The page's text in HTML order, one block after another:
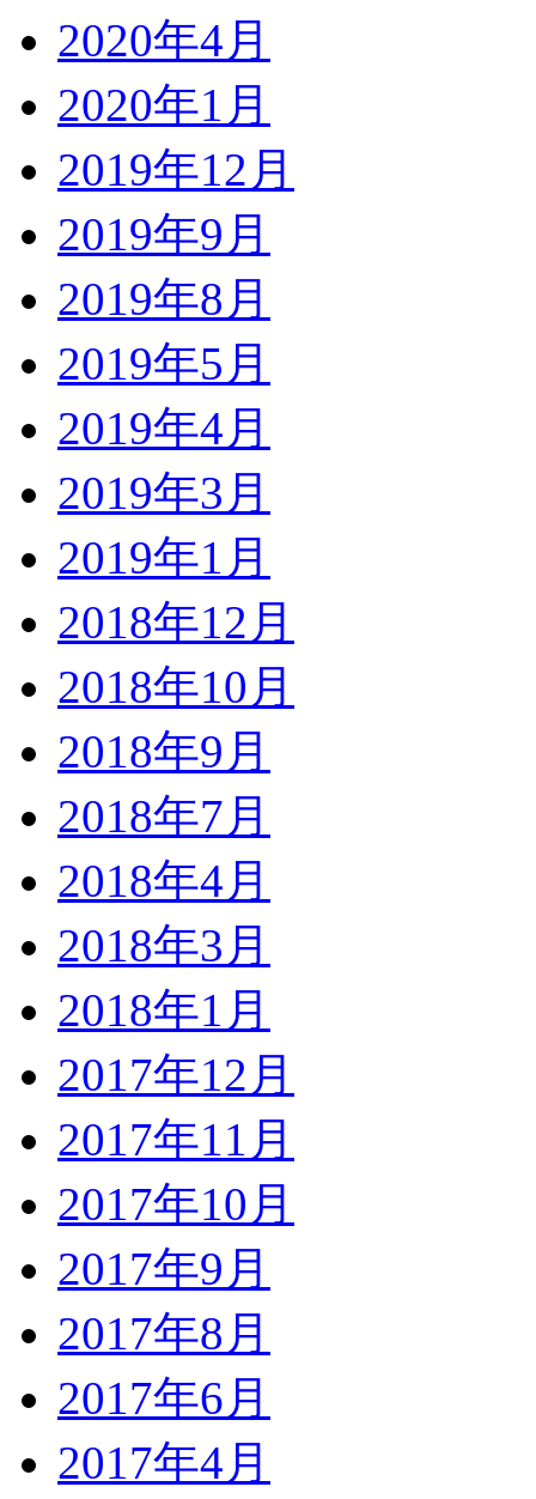
2020年4月
2020年1月
2019年12月
2019年9月
2019年8月
2019年5月
2019年4月
2019年3月
2019年1月
2018年12月
2018年10月
2018年9月
2018年7月
2018年4月
2018年3月
2018年1月
2017年12月
2017年11月
2017年10月
2017年9月
2017年8月
2017年6月
2017年4月